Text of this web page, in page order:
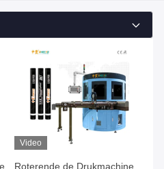
Video
Roterende de Drukmachine